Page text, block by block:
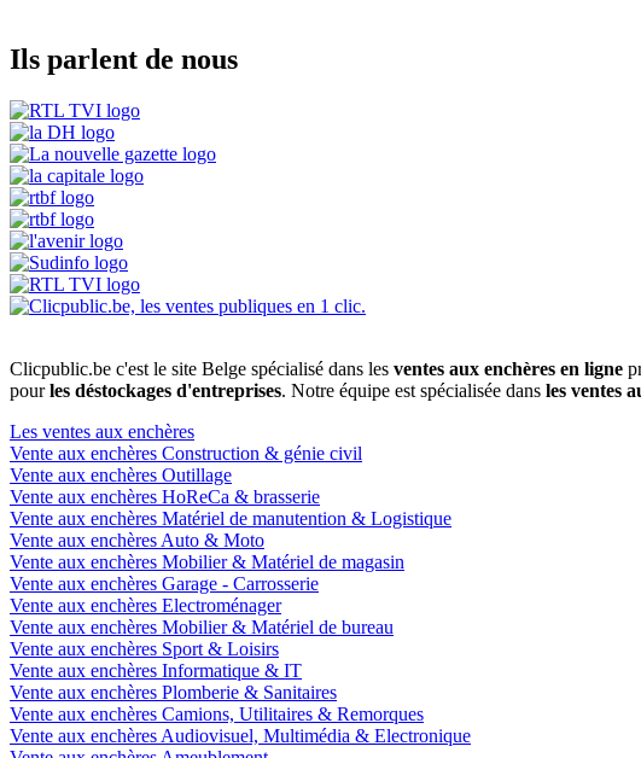
Ils parlent de nous
Clicpublic.be c'est le site Belge spécialisé dans les ventes aux enchères en ligne
pourles déstockages d'entreprises. Notre équipe est spécialisée dans les ventes
Les ventes aux enchères
Vente aux enchères Construction & génie civil
Vente aux enchères Outillage
Vente aux enchères HoReCa & brasserie
Vente aux enchères Matériel de manutention & Logistique
Vente aux enchères Auto & Moto
Vente aux enchères Mobilier & Matériel de magasin
Vente aux enchères Garage - Carrosserie
Vente aux enchères Electroménager
Vente aux enchères Mobilier & Matériel de bureau
Vente aux enchères Sport & Loisirs
Vente aux enchères Informatique & IT
Vente aux enchères Plomberie & Sanitaires
Vente aux enchères Camions, Utilitaires & Remorques
Vente aux enchères Audiovisuel, Multimédia & Electronique